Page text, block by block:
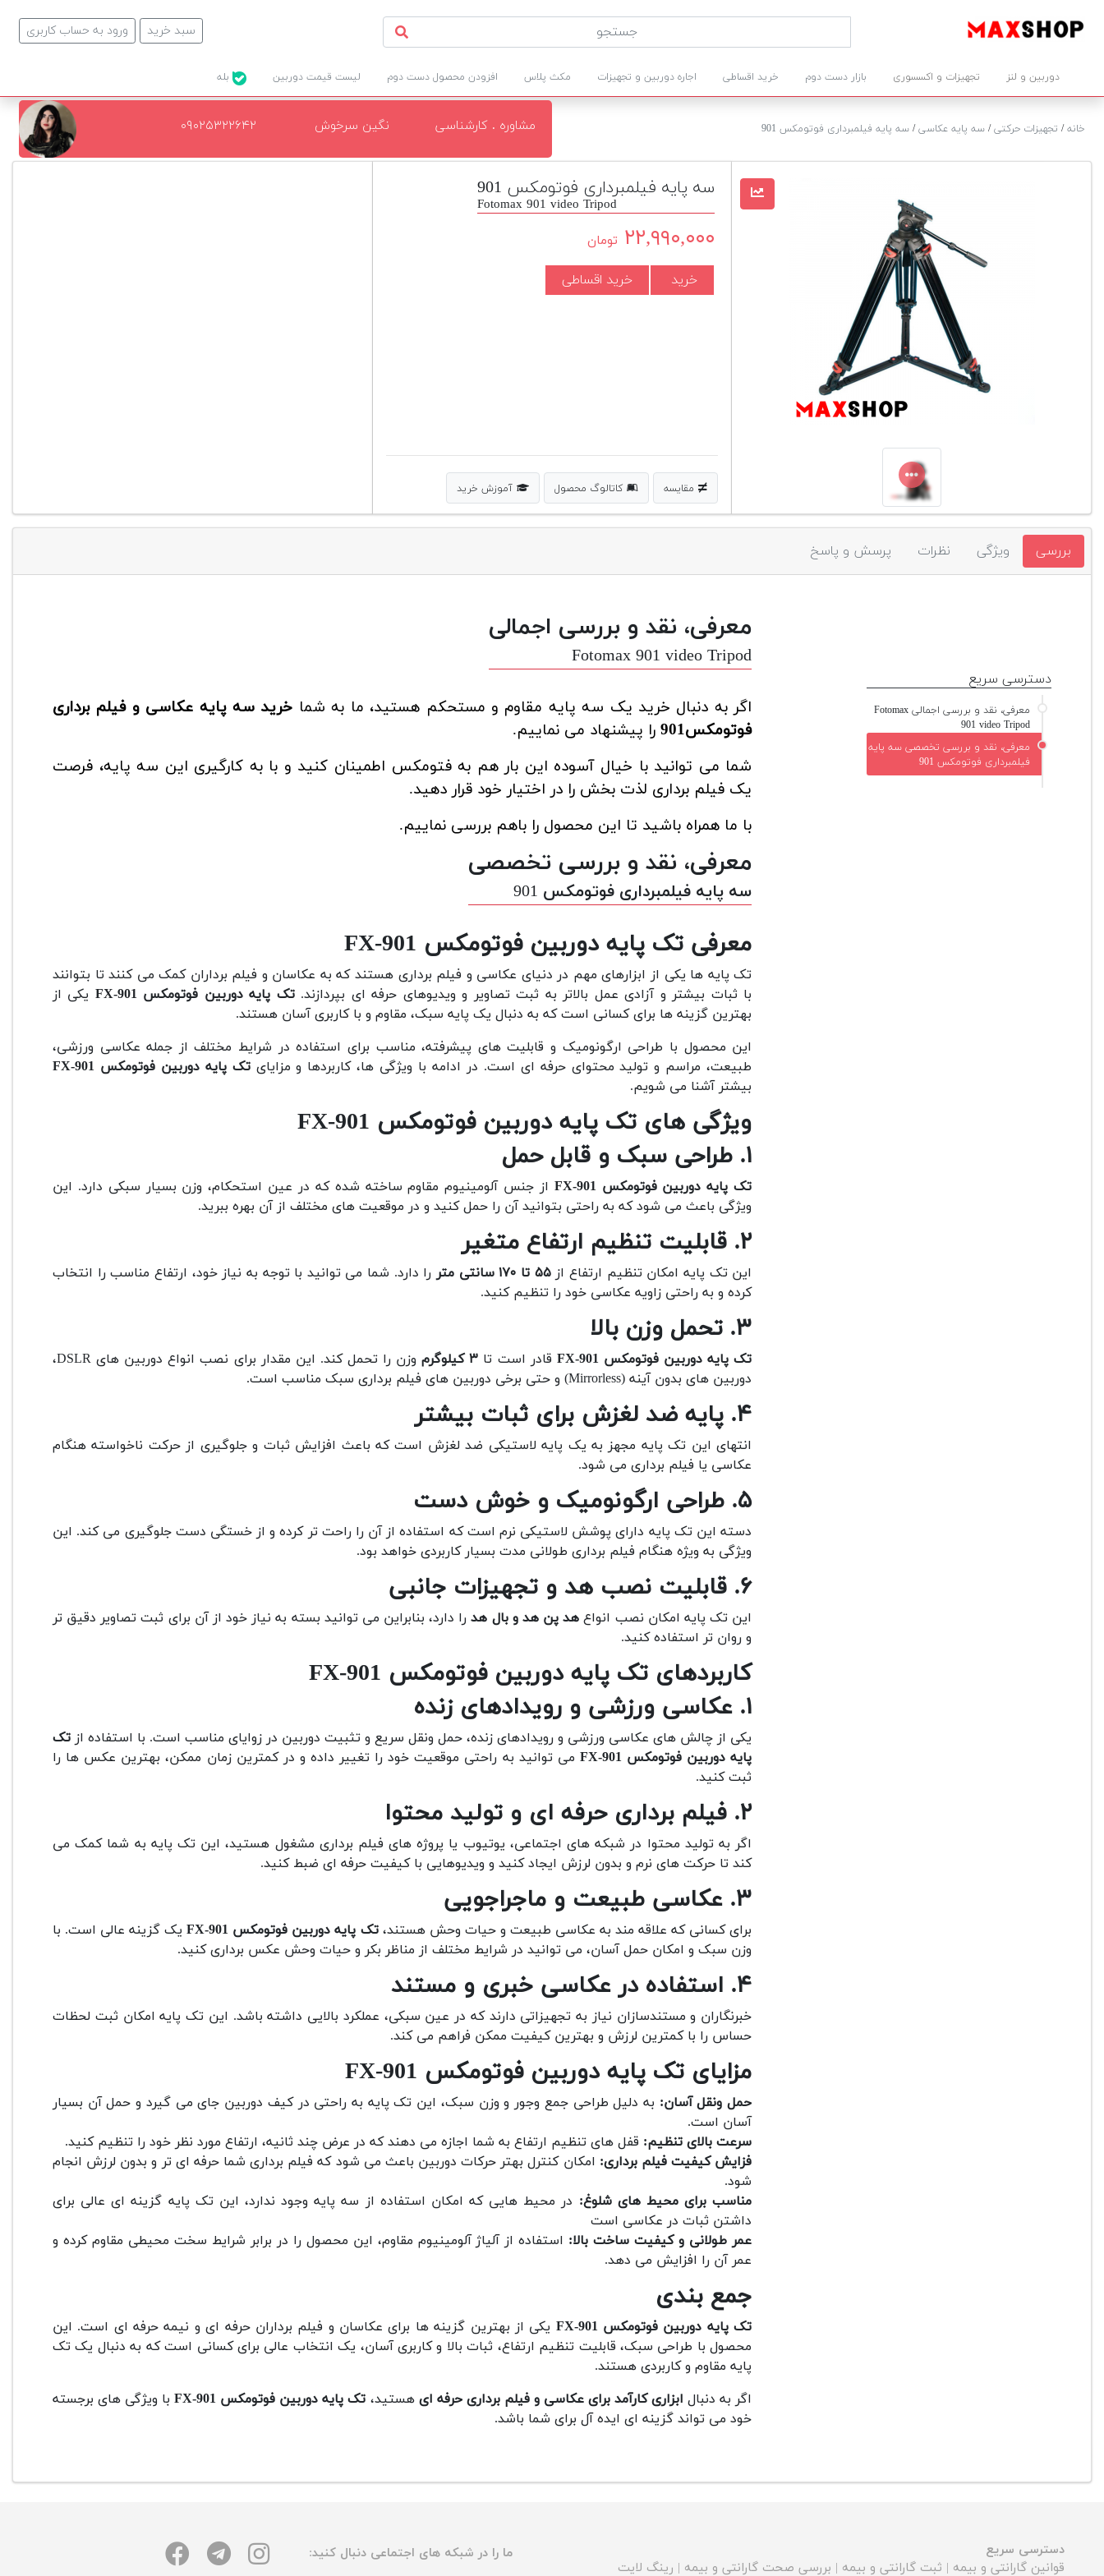
ورود به حساب کاربری سبد خرید
دوربین و لنز تجهیزات و اکسسوری بازار دست دوم خرید اقساطی اجاره دوربین و تجهیزات مکث پلاس افزودن محصول دست دوم لیست قیمت دوربین
خانه/ تجهیزات حرکتی/ سه پایه عکاسی/ سه پایه فیلمبرداری فوتومکس 901 مشاوره . کارشناسی نگین سرخوش ۰۹۰۲۵۳۲۲۶۴۲
سه پایه فیلمبرداری فوتومکس 901
Fotomax 901 video Tripod
۲۲,۹۹۰,۰۰۰ تومان
خرید خرید اقساطی
مقایسه کاتالوگ محصول آموزش خرید
بررسی ویژگی نظرات پرسش و پاسخ
معرفی، نقد و بررسی اجمالی
Fotomax 901 video Tripod
اگر به دنبال خرید یک سه پایه مقاوم و مستحکم هستید، ما به شما خرید سه پایه عکاسی و فیلم برداری
فوتومکس901
را پیشنهاد می نماییم.
شما می توانید با خیال آسوده این بار هم به فتومکس اطمینان کنید و با به کارگیری این سه پایه، فرصت
یک فیلم برداری لذت بخش را در اختیار خود قرار دهید.
با ما همراه باشید تا این محصول را باهم بررسی نماییم.
معرفی، نقد و بررسی تخصصی
سه پایه فیلمبرداری فوتومکس 901
معرفی تک پایه دوربین فوتومکس FX-901
تک پایه ها یکی از ابزارهای مهم در دنیای عکاسی و فیلم برداری هستند که به عکاسان و فیلم برداران کمک می کنند تا بتوانند
با ثبات بیشتر و آزادی عمل بالاتر به ثبت تصاویر و ویدیوهای حرفه ای بپردازند.تک پایه دوربین فوتومکس FX-901
یکی از
بهترین گزینه ها برای کسانی است که به دنبال یک پایه سبک، مقاوم و با کاربری آسان هستند.
این محصول با طراحی ارگونومیک و قابلیت های پیشرفته، مناسب برای استفاده در شرایط مختلف از جمله عکاسی ورزشی،
طبیعت، مراسم و تولید محتوای حرفه ای است. در ادامه با ویژگی ها، کاربردها و مزایایتک پایه دوربین فوتومکس FX-901
بیشتر آشنا می شویم.
ویژگی های تک پایه دوربین فوتومکس FX-901
۱. طراحی سبک و قابل حمل
تک پایه دوربین فوتومکس FX-901
از جنس آلومینیوم مقاوم ساخته شده که در عین استحکام، وزن بسیار سبکی دارد. این
ویژگی باعث می شود که به راحتی بتوانید آن را حمل کنید و در موقعیت های مختلف از آن بهره ببرید.
۲. قابلیت تنظیم ارتفاع متغیر
این تک پایه امکان تنظیم ارتفاع از۵۵ تا ۱۷۰ سانتی متر
را دارد. شما می توانید با توجه به نیاز خود، ارتفاع مناسب را انتخاب
کرده و به راحتی زاویه عکاسی خود را تنظیم کنید.
۳. تحمل وزن بالا
تک پایه دوربین فوتومکس FX-901 قادر است تا ۳ کیلوگرم
وزن را تحمل کند. این مقدار برای نصب انواع دوربین های DSLR،
دوربین های بدون آینه (Mirrorless) و حتی برخی دوربین های فیلم برداری سبک مناسب است.
۴. پایه ضد لغزش برای ثبات بیشتر
انتهای این تک پایه مجهز به یک پایه لاستیکی ضد لغزش است که باعث افزایش ثبات و جلوگیری از حرکت ناخواسته هنگام
عکاسی یا فیلم برداری می شود.
۵. طراحی ارگونومیک و خوش دست
دسته این تک پایه دارای پوشش لاستیکی نرم است که استفاده از آن را راحت تر کرده و از خستگی دست جلوگیری می کند. این
ویژگی به ویژه هنگام فیلم برداری طولانی مدت بسیار کاربردی خواهد بود.
۶. قابلیت نصب هد و تجهیزات جانبی
این تک پایه امکان نصب انواع هد پن هد و بال هدرا دارد، بنابراین می توانید بسته به نیاز خود از آن برای ثبت تصاویر دقیق تر
و روان تر استفاده کنید.
کاربردهای تک پایه دوربین فوتومکس FX-901
۱. عکاسی ورزشی و رویدادهای زنده
یکی از چالش های عکاسی ورزشی و رویدادهای زنده، حمل ونقل سریع و تثبیت دوربین در زوایای مناسب است. با استفاده از تک
پایه دوربین فوتومکس FX-901
می توانید به راحتی موقعیت خود را تغییر داده و در کمترین زمان ممکن، بهترین عکس ها را
ثبت کنید.
۲. فیلم برداری حرفه ای و تولید محتوا
اگر به تولید محتوا در شبکه های اجتماعی، یوتیوب یا پروژه های فیلم برداری مشغول هستید، این تک پایه به شما کمک می
کند تا حرکت های نرم و بدون لرزش ایجاد کنید و ویدیوهایی با کیفیت حرفه ای ضبط کنید.
۳. عکاسی طبیعت و ماجراجویی
برای کسانی که علاقه مند به عکاسی طبیعت و حیات وحش هستند،تک پایه دوربین فوتومکس FX-901
یک گزینه عالی است. با
وزن سبک و امکان حمل آسان، می توانید در شرایط مختلف از مناظر بکر و حیات وحش عکس برداری کنید.
۴. استفاده در عکاسی خبری و مستند
خبرنگاران و مستندسازان نیاز به تجهیزاتی دارند که در عین سبکی، عملکرد بالایی داشته باشد. این تک پایه امکان ثبت لحظات
حساس را با کمترین لرزش و بهترین کیفیت ممکن فراهم می کند.
مزایای تک پایه دوربین فوتومکس FX-901
حمل ونقل آسان: به دلیل طراحی جمع وجور و وزن سبک، این تک پایه به راحتی در کیف دوربین جای می گیرد و حمل آن بسیار
آسان است.
سرعت بالای تنظیم: قفل های تنظیم ارتفاع به شما اجازه می دهند که در عرض چند ثانیه، ارتفاع مورد نظر خود را تنظیم کنید.
فزایش کیفیت فیلم برداری: امکان کنترل بهتر حرکات دوربین باعث می شود که فیلم برداری شما حرفه ای تر و بدون لرزش انجام
شود.
مناسب برای محیط های شلوغ: در محیط هایی که امکان استفاده از سه پایه وجود ندارد، این تک پایه گزینه ای عالی برای
داشتن ثبات در عکاسی است
عمر طولانی و کیفیت ساخت بالا: استفاده از آلیاژ آلومینیوم مقاوم، این محصول را در برابر شرایط سخت محیطی مقاوم کرده و
عمر آن را افزایش می دهد.
جمع بندی
تک پایه دوربین فوتومکس FX-901
یکی از بهترین گزینه ها برای عکاسان و فیلم برداران حرفه ای و نیمه حرفه ای است. این
محصول با طراحی سبک، قابلیت تنظیم ارتفاع، ثبات بالا و کاربری آسان، یک انتخاب عالی برای کسانی است که به دنبال یک تک
پایه مقاوم و کاربردی هستند.
اگر به دنبال ابزاری کارآمد برای عکاسی و فیلم برداری حرفه ای هستید، تک پایه دوربین فوتومکس FX-901
با ویژگی های برجسته
خود می تواند گزینه ای ایده آل برای شما باشد.
دسترسی سریع
معرفی، نقد و بررسی اجمالی Fotomax
901 video Tripod
معرفی، نقد و بررسی تخصصی سه پایه
فیلمبرداری فوتومکس 901
دسترسی سریع
قوانین گارانتی و بیمه | ثبت گارانتی و بیمه | بررسی صحت گارانتی و بیمه | رینگ لایت
ما را در شبکه های اجتماعی دنبال کنید: